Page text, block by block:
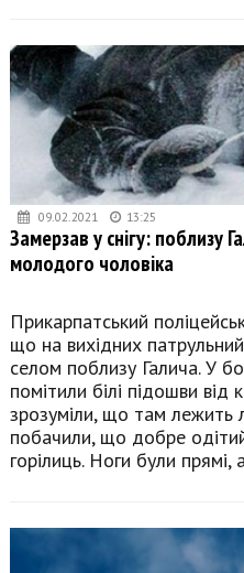
09.02.2021 13:25
Замерзав у снігу: поблизу
молодого чоловіка
Прикарпатський
що на вихідних
селом поблизу Галича. У
помітили білі підошви від
зрозуміли, що там лежить
побачили, що добре
горілиць. Ноги були